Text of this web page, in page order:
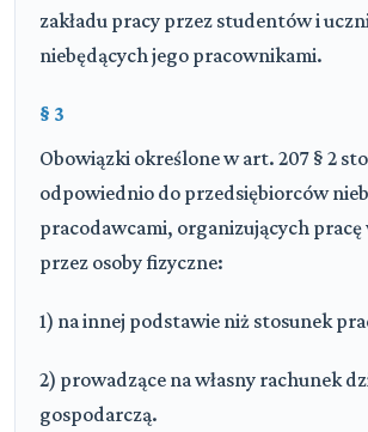
zakładu pracy przez studentów i
niebędących jego pracownikami.
§ 3
Obowiązki określone w art. 207 § 2
odpowiednio do przedsiębiorców
pracodawcami, organizujących
przez osoby fizyczne:
1) na innej podstawie niż stosunek
2) prowadzące na własny rachunek
gospodarczą.